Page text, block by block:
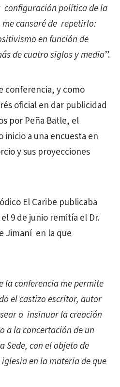
política de la
cansaré de repetirlo:
en función de
de cuatro siglos y medio”.
conferencia, y como
oficial en dar publicidad
por Peña Batle, el
inicio a una encuesta en
y sus proyecciones
El Caribe publicaba
9 de junio remitía el Dr.
Jimaní en la que
la conferencia me permite
el castizo escritor, autor
o insinuar la creación
a la concertación de un
Sede, con el objeto de
en la materia de que